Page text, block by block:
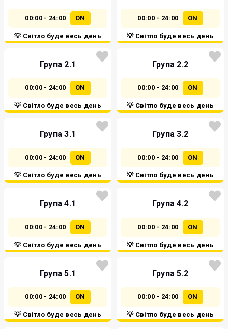
00:00 - 24:00 ON
💡 Світло буде весь день
00:00 - 24:00 ON
💡 Світло буде весь день
Група 2.1
00:00 - 24:00 ON
💡 Світло буде весь день
Група 2.2
00:00 - 24:00 ON
💡 Світло буде весь день
Група 3.1
00:00 - 24:00 ON
💡 Світло буде весь день
Група 3.2
00:00 - 24:00 ON
💡 Світло буде весь день
Група 4.1
00:00 - 24:00 ON
💡 Світло буде весь день
Група 4.2
00:00 - 24:00 ON
💡 Світло буде весь день
Група 5.1
00:00 - 24:00 ON
💡 Світло буде весь день
Група 5.2
00:00 - 24:00 ON
💡 Світло буде весь день